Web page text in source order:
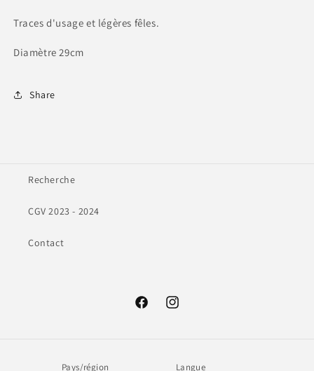
Traces d'usage et légères fêles.
Diamètre 29cm
Share
Recherche
CGV 2023 - 2024
Contact
FacebookInstagram
Pays/région Langue